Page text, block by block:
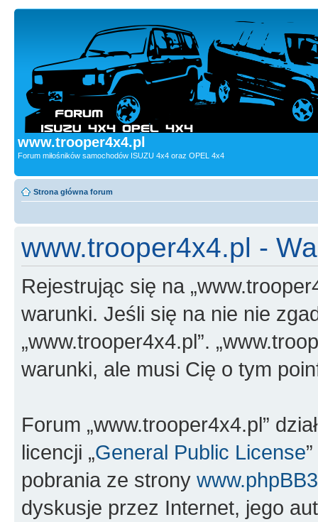
www.trooper4x4.pl
Forum miłośników samochodów ISUZU 4x4 oraz OPEL 4x4
Strona główna forum
www.trooper4x4.pl -
Rejestrując się na
warunki. Jeśli się na nie nie
„www.trooper4x4.pl”.
warunki, ale musi Cię o tym
Forum „www.trooper4x4.pl”
licencji „General Public License
pobrania ze strony
dyskusje przez Internet, jego